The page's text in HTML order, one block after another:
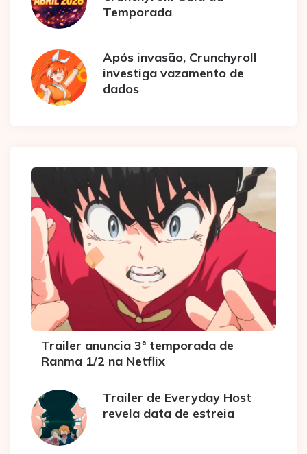
Temporada
Após invasão, Crunchyroll
investiga vazamento de
dados
Trailer anuncia 3ª temporada de
Ranma 1/2 na Netflix
Trailer de Everyday Host
revela data de estreia